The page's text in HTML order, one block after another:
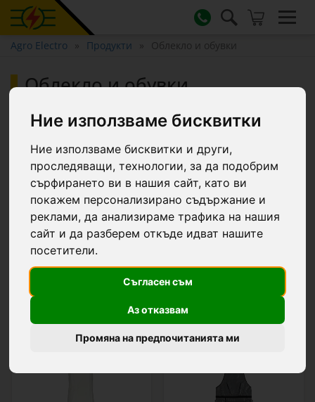
Ние използваме бисквитки
Ние използваме бисквитки и други,
проследяващи, технологии, за да подобрим
сърфирането ви в нашия сайт, като ви
покажем персонализирано съдържание и
реклами, да анализираме трафика на нашия
сайт и да разберем откъде идват нашите
посетители.
Съгласен съм
Аз отказвам
Промяна на предпочитанията ми
Agro Electro Продукти Облекло и обувки
Облекло и обувки
Работно облекло и обувки, създадени специално за
животновъди и земеделски производители.
Предлагаме водоустойчиви ботуши, топли якета,
работни гащеризони и аксесоари, подходящи за
интензивна употреба. Материалите са устойчиви на
замърсявания, влага и износване. Подходящи за
всякакви сезони и условия във фермата. Изберете
удобство и защита с екипировка от AgroElectro.bg.
Филтри...
12 продукти